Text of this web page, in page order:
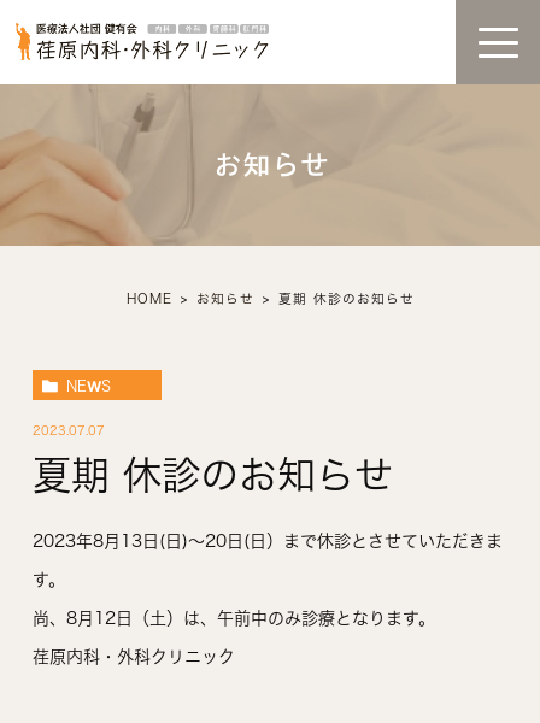
お知らせ
HOME お知らせ 夏期 休診のお知らせ
NEWS
2023.07.07
夏期 休診のお知らせ
2023年8月13日(日)～20日(日）まで休診とさせていただきま
す。
尚、8月12日（土）は、午前中のみ診療となります。
荏原内科・外科クリニック